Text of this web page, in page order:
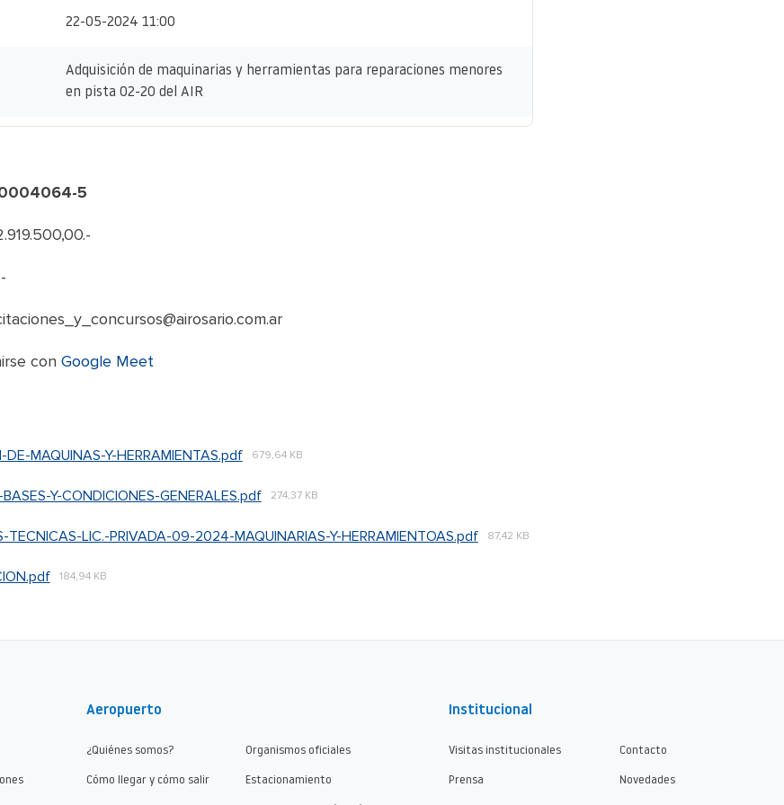
22-05-2024 11:00
Adquisición de maquinarias y herramientas para reparaciones menores
en pista 02-20 del AIR
5
con Google Meet
DE-MAQUINAS-Y-HERRAMIENTAS.pdf 679,64 KB
Y-CONDICIONES-GENERALES.pdf 274,37 KB
TECNICAS-LIC.-PRIVADA-09-2024-MAQUINARIAS-Y-HERRAMIENTOAS.pdf 87,42 KB
184,94 KB
Aeropuerto
¿Quiénes somos? Organismos oficiales
Cómo llegar y cómo salir Estacionamiento
Institucional
Visitas institucionales Contacto
Prensa Novedades